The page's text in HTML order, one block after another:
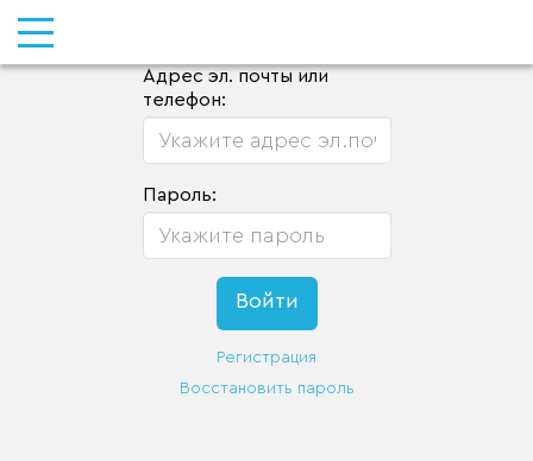
Адрес эл. почты или
телефон:
Пароль:
Регистрация
Восстановить пароль